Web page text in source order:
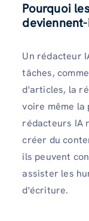
Pourquoi
Un rédacteur
tâches,
d'articles, la
voire même la
rédacteurs IA
créer du
ils peuvent
assister les
d'écriture.